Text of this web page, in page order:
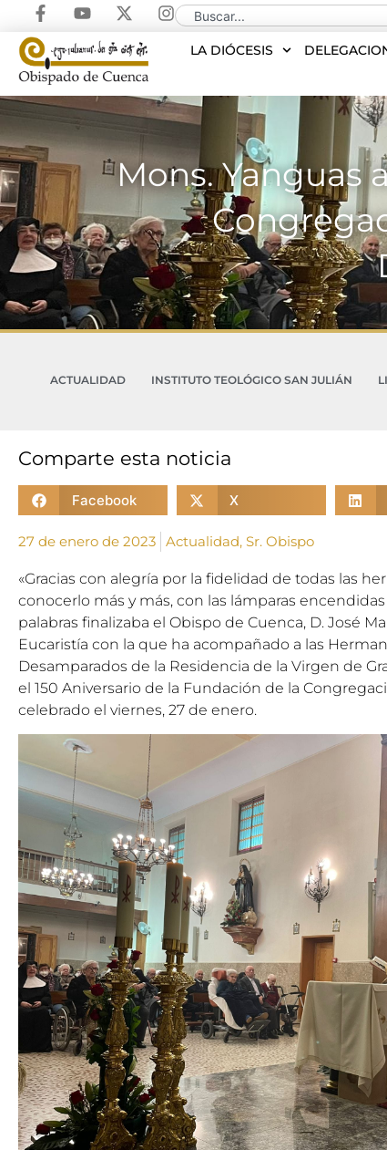
LA DIÓCESIS
Mons. Yanguas
ACTUALIDAD INSTITUTO TEOLÓGICO SAN JULIÁN
Comparte esta noticia
Facebook X
27 de enero de 2023 Actualidad, Sr. Obispo
«Gracias con alegría por la fidelidad de todas las
conocerlo más y más, con las lámparas
palabras finalizaba el Obispo de Cuenca, D. José
Eucaristía con la que ha acompañado a las
Desamparados de la Residencia de la Virgen de
el 150 Aniversario de la Fundación de la
celebrado el viernes, 27 de enero.